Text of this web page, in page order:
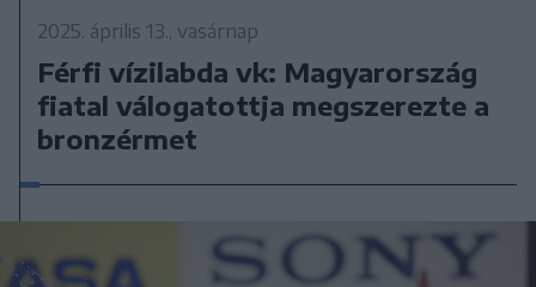
2025. április 13., vasárnap
Férfi vízilabda vk: Magyarország
fiatal válogatottja megszerezte a
bronzérmet